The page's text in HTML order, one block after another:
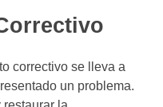
correctivo se lleva a
un problema.